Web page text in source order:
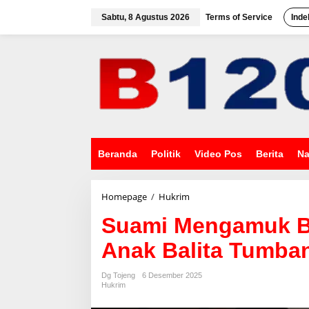
Sabtu, 8 Agustus 2026 Terms of Service
Beranda Politik Video Pos Berita
Homepage / Hukrim
a
m
M
e
Suami Mengamuk
Anak Balita
Dg Tojeng
6 Desember 2025
Hukrim